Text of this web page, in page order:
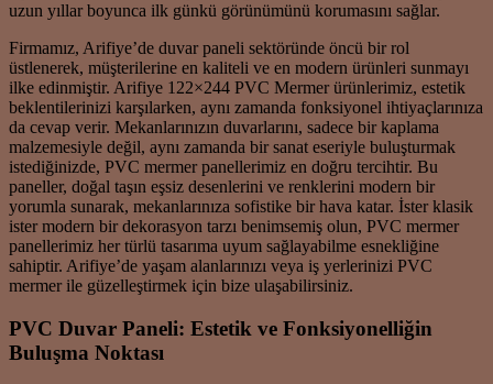
uzun yıllar boyunca ilk günkü görünümünü korumasını sağlar.
Firmamız, Arifiye’de duvar paneli sektöründe öncü bir rol
üstlenerek, müşterilerine en kaliteli ve en modern ürünleri sunmayı
ilke edinmiştir. Arifiye 122×244 PVC Mermer ürünlerimiz, estetik
beklentilerinizi karşılarken, aynı zamanda fonksiyonel ihtiyaçlarınıza
da cevap verir. Mekanlarınızın duvarlarını, sadece bir kaplama
malzemesiyle değil, aynı zamanda bir sanat eseriyle buluşturmak
istediğinizde, PVC mermer panellerimiz en doğru tercihtir. Bu
paneller, doğal taşın eşsiz desenlerini ve renklerini modern bir
yorumla sunarak, mekanlarınıza sofistike bir hava katar. İster klasik
ister modern bir dekorasyon tarzı benimsemiş olun, PVC mermer
panellerimiz her türlü tasarıma uyum sağlayabilme esnekliğine
sahiptir. Arifiye’de yaşam alanlarınızı veya iş yerlerinizi PVC
mermer ile güzelleştirmek için bize ulaşabilirsiniz.
PVC Duvar Paneli: Estetik ve Fonksiyonelliğin
Buluşma Noktası